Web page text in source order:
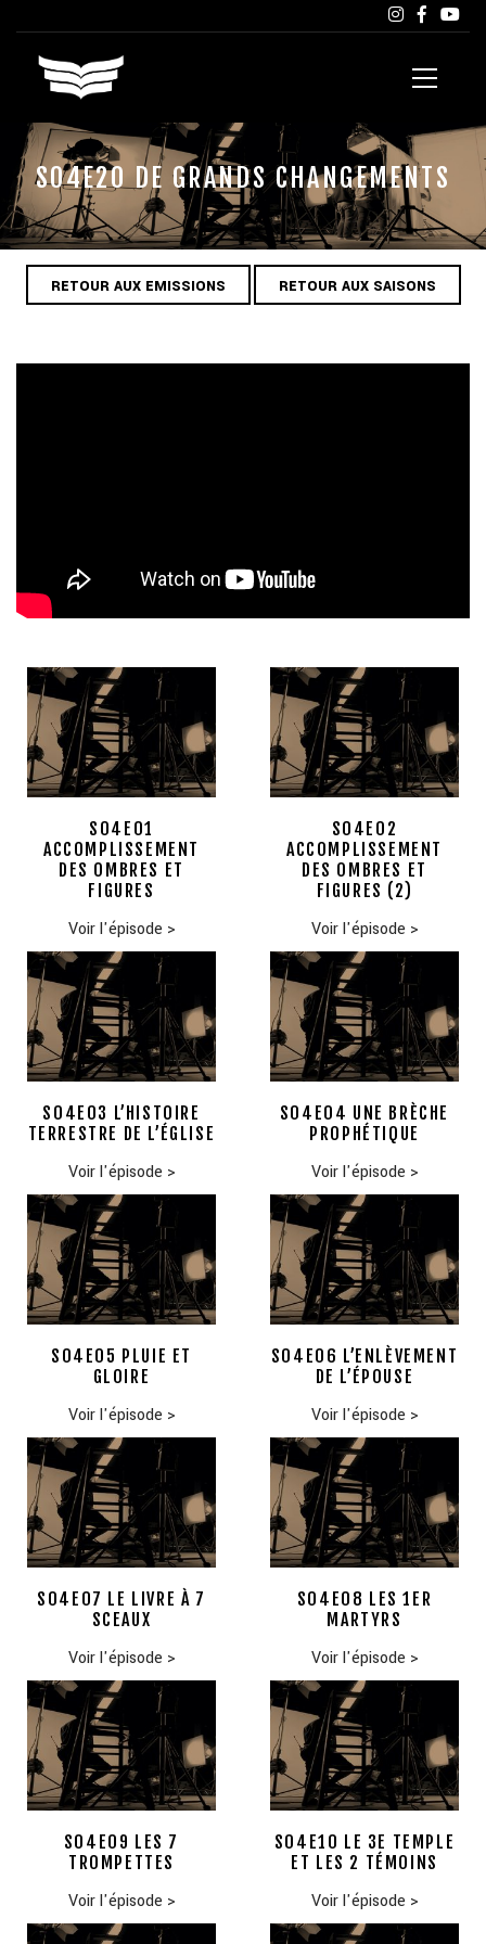
S04E20 DE GRANDS CHANGEMENTS
RETOUR AUX EMISSIONS RETOUR AUX SAISONS
S04E01
ACCOMPLISSEMENT
DES OMBRES ET
FIGURES
Voir l'épisode >
S04E02
ACCOMPLISSEMENT
DES OMBRES ET
FIGURES (2)
Voir l'épisode >
S04E03 L’HISTOIRE
TERRESTRE DE L’ÉGLISE
Voir l'épisode >
S04E04 UNE BRÈCHE
PROPHÉTIQUE
Voir l'épisode >
S04E05 PLUIE ET
GLOIRE
Voir l'épisode >
S04E06 L’ENLÈVEMENT
DE L’ÉPOUSE
Voir l'épisode >
S04E07 LE LIVRE À 7
SCEAUX
Voir l'épisode >
S04E08 LES 1ER
MARTYRS
Voir l'épisode >
S04E09 LES 7
TROMPETTES
Voir l'épisode >
S04E10 LE 3E TEMPLE
ET LES 2 TÉMOINS
Voir l'épisode >